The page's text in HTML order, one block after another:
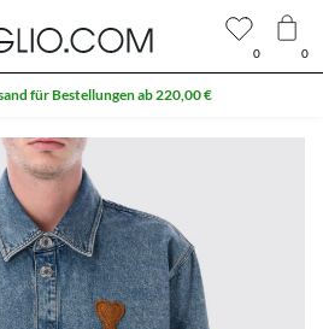
0 0
für Bestellungen ab 220,00 €